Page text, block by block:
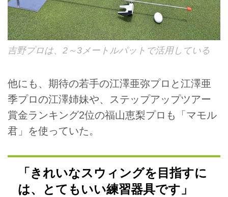
吉野プロは、2～3メートルパットで活用している
他にも、期待の若手の江澤亜弥プロと江澤亜
季プロの江澤姉妹や、ステップアップツアー
賞金ランキング2位の福山恵梨プロも「マモル
君」を使っていた。
「きれいなスウィングを目指すに
は、とてもいい練習器具です」